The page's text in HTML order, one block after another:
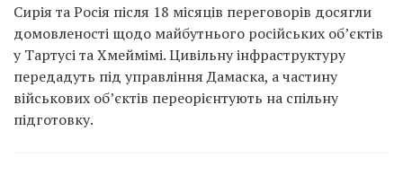
Сирія та Росія після 18 місяців переговорів досягли
домовленості щодо майбутнього російських об’єктів
у Тартусі та Хмеймімі. Цивільну інфраструктуру
передадуть під управління Дамаска, а частину
військових об’єктів переорієнтують на спільну
підготовку.